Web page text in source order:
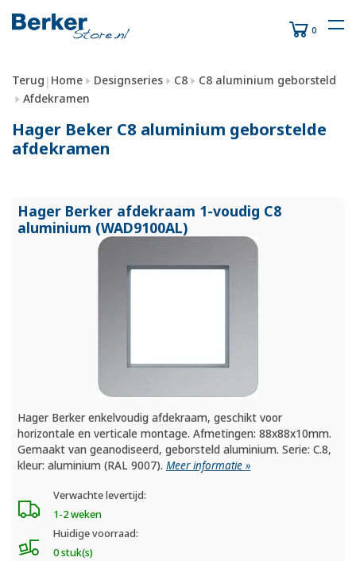
0
Terug | Home Designseries C8
C8 aluminium geborsteld
Afdekramen
Hager Beker C8 aluminium geborstelde
afdekramen
Hager Berker afdekraam 1-voudig C8
aluminium (WAD9100AL)
Hager Berker enkelvoudig afdekraam, geschikt voor
horizontale en verticale montage. Afmetingen: 88x88x10mm.
Gemaakt van geanodiseerd, geborsteld aluminium. Serie: C.8,
kleur: aluminium (RAL 9007).Meer informatie »
Verwachte levertijd:
1-2 weken
Huidige voorraad:
0 stuk(s)